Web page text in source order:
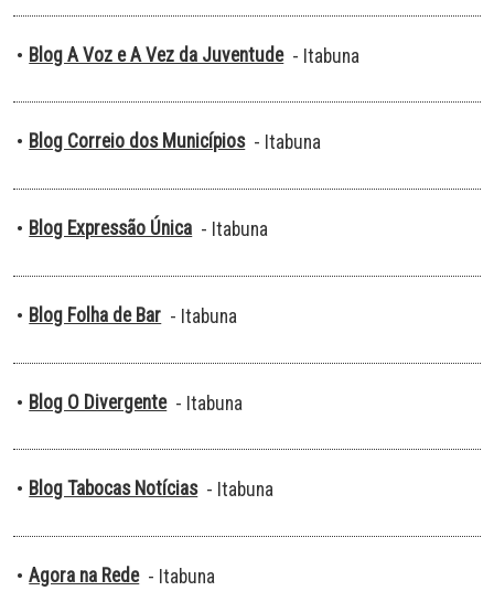
• Blog A Voz e A Vez da Juventude - Itabuna
• Blog Correio dos Municípios - Itabuna
• Blog Expressão Única - Itabuna
• Blog Folha de Bar - Itabuna
• Blog O Divergente - Itabuna
• Blog Tabocas Notícias - Itabuna
• Agora na Rede - Itabuna